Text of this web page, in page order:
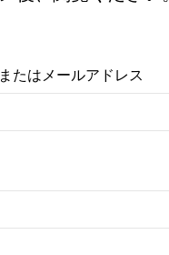
たはメールアドレス